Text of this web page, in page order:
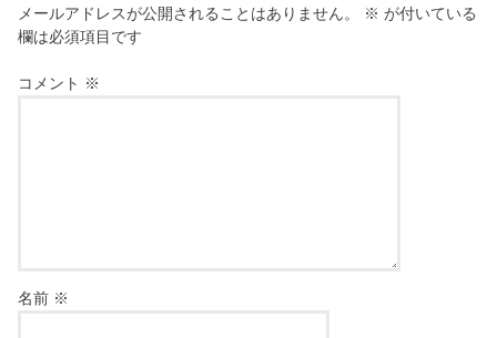
メールアドレスが公開されることはありません。 ※ が付いている
欄は必須項目です
コメント ※
名前 ※